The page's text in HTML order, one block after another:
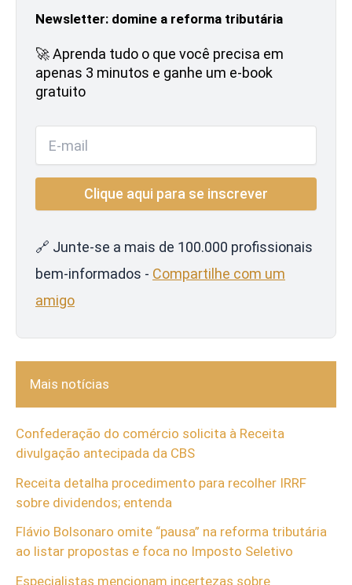
Newsletter: domine a reforma tributária
🚀 Aprenda tudo o que você precisa em
apenas 3 minutos e ganhe um e-book
gratuito
🔗 Junte-se a mais de 100.000 profissionais
bem-informados - Compartilhe com um
amigo
Mais notícias
Confederação do comércio solicita à Receita
divulgação antecipada da CBS
Receita detalha procedimento para recolher IRRF
sobre dividendos; entenda
Flávio Bolsonaro omite “pausa” na reforma tributária
ao listar propostas e foca no Imposto Seletivo
Especialistas mencionam incertezas sobre